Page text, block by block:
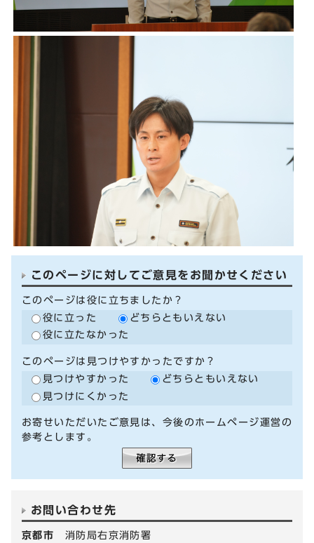
このページに対してご意見をお聞かせください
このページは役に立ちましたか？
役に立った
どちらともいえない
役に立たなかった
このページは見つけやすかったですか？
見つけやすかった
どちらともいえない
見つけにくかった
お寄せいただいたご意見は、今後のホームページ運営の
参考とします。
お問い合わせ先
京都市 消防局右京消防署